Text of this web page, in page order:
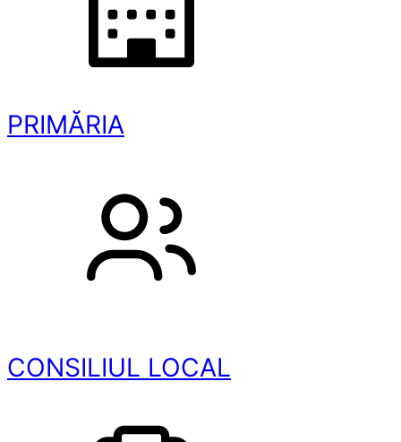
PRIMĂRIA
CONSILIUL LOCAL